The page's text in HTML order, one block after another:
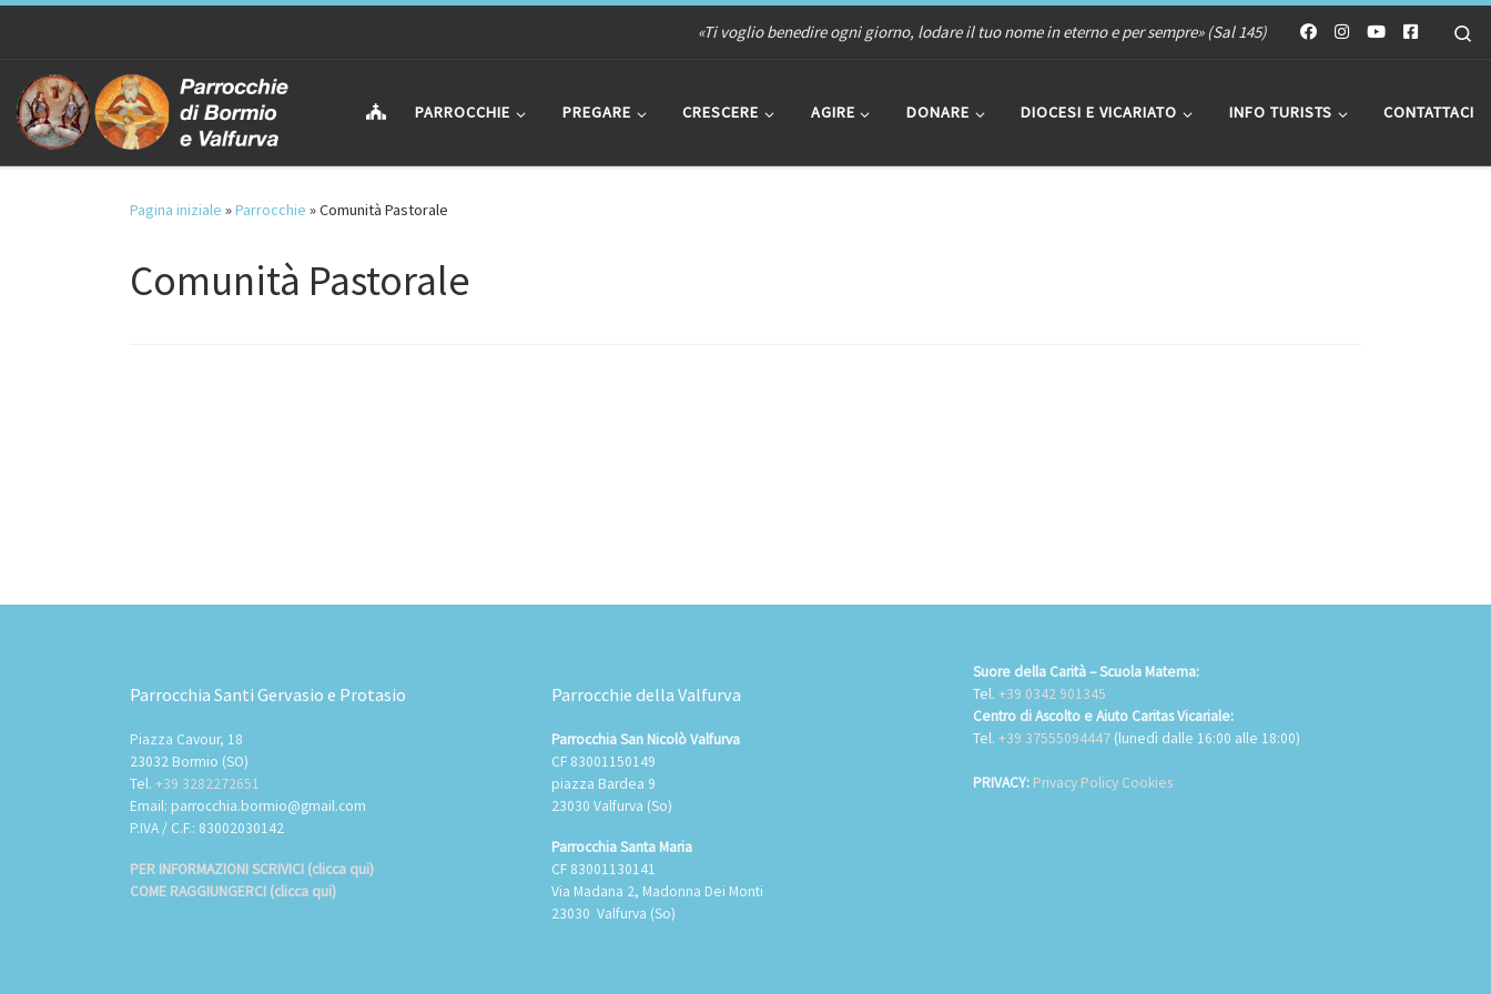
«Ti voglio benedire ogni giorno, lodare il tuo nome in eterno e per sempre» (Sal 145)
PARROCCHIE PREGARE CRESCERE AGIRE DONARE DIOCESI E VICARIATO INFO TURISTS CONTATTACI
Pagina iniziale »Parrocchie »Comunità Pastorale
Comunità Pastorale
Parrocchia Santi Gervasio e Protasio
Piazza Cavour, 18
23032 Bormio (SO)
Tel. +39 3282272651
Email: parrocchia.bormio@gmail.com
P.IVA / C.F.: 83002030142
PER INFORMAZIONI SCRIVICI (clicca qui)
COME RAGGIUNGERCI (clicca qui)
Parrocchie della Valfurva
Parrocchia San Nicolò Valfurva
CF 83001150149
piazza Bardea 9
23030 Valfurva (So)
Parrocchia Santa Maria
CF 83001130141
Via Madana 2, Madonna Dei Monti
23030 Valfurva (So)
Suore della Carità – Scuola Materna:
Tel. +39 0342 901345
Centro di Ascolto e Aiuto Caritas Vicariale:
Tel. +39 37555094447 (lunedì dalle 16:00 alle 18:00)
PRIVACY: Privacy Policy Cookies